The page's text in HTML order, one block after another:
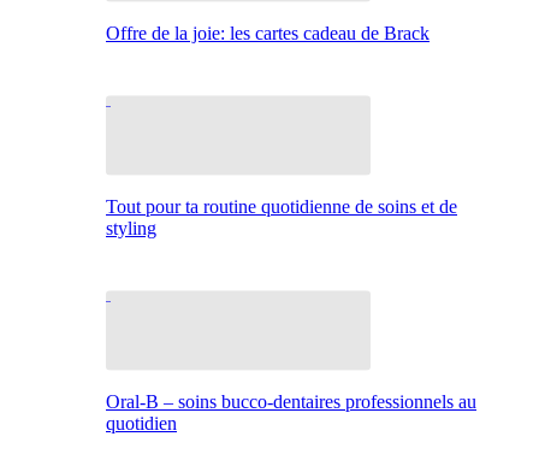
Offre de la joie: les cartes cadeau de Brack
Tout pour ta routine quotidienne de soins et de
styling
Oral-B – soins bucco-dentaires professionnels au
quotidien